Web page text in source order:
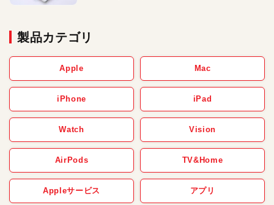
製品カテゴリ
Apple Mac
iPhone iPad
Watch Vision
AirPods TV&Home
Appleサービス アプリ